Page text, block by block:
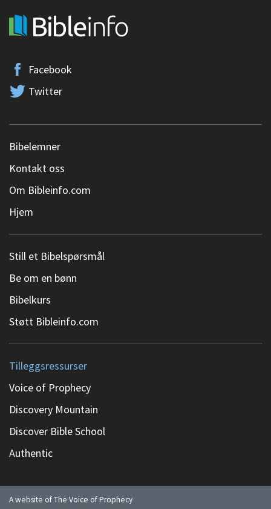
Facebook
Twitter
Bibelemner
Kontakt oss
Om Bibleinfo.com
Hjem
Still et Bibelspørsmål
Be om en bønn
Bibelkurs
Støtt Bibleinfo.com
Tilleggsressurser
Voice of Prophecy
Discovery Mountain
Discover Bible School
Authentic
A website of The Voice of Prophecy